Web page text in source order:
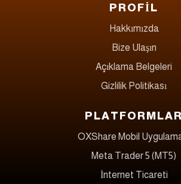
PROFİL
Hakkımızda
Bize Ulaşın
Açıklama Belgeleri
Gizlilik Politikası
PLATFORMLAR
OXShare Mobil
Meta Trader 5 (MT5)
İnternet Ticareti